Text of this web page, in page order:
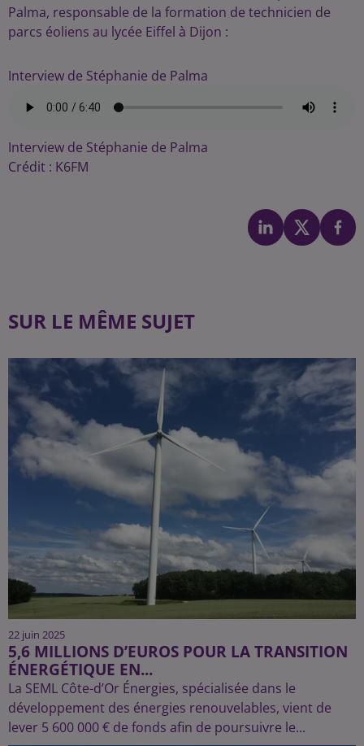
Palma, responsable de la formation de technicien de
parcs éoliens au lycée Eiffel à Dijon :
Interview de Stéphanie de Palma
Interview de Stéphanie de Palma
Crédit : K6FM
SUR LE MÊME SUJET
22 juin 2025
5,6 MILLIONS D’EUROS POUR LA TRANSITION
ÉNERGÉTIQUE EN...
La SEML Côte-d’Or Énergies, spécialisée dans le
développement des énergies renouvelables, vient de
lever 5 600 000 € de fonds afin de poursuivre le...